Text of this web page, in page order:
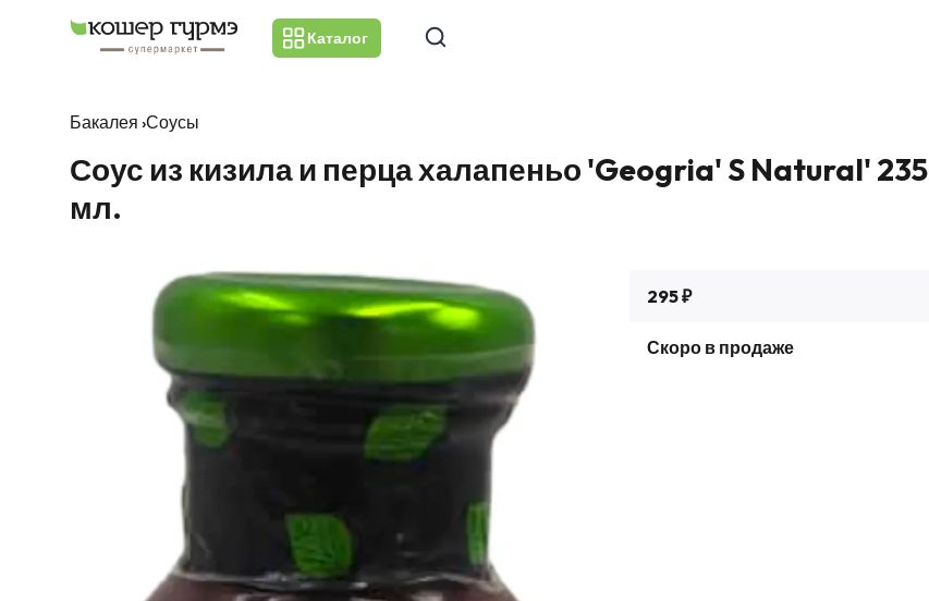
Каталог
Бакалея ›Соусы
Соус из кизила и перца халапеньо 'Geogria' S Natural' 235
мл.
295 ₽
Скоро в продаже